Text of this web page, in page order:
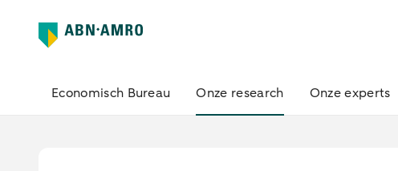
Economisch Bureau Onze research Onze experts